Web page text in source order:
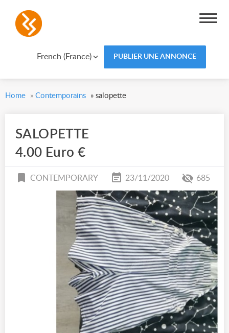
French (France) PUBLIER UNE ANNONCE
Home » Contemporains » salopette
SALOPETTE
4.00 Euro €
CONTEMPORARY 23/11/2020 685